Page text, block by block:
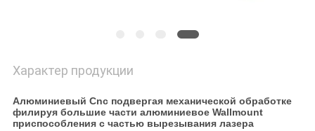
Характер продукции
Алюминиевый Cnc подвергая механической обработке
филируя большие части алюминиевое Wallmount
приспособления с частью вырезывания лазера